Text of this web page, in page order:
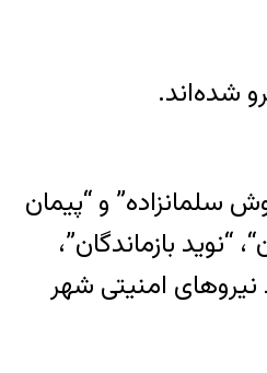
شده‌اند.
سلمانزاده” و “پیمان
بازماندگان”،
محبوب راه‌وفا” طی روزهای ۲۴ و ۲۵ شهریورماه توسط نیروهای امنیتی شهر